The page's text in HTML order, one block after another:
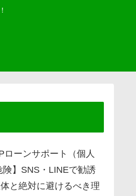
ローンサポート（個人
】SNS・LINEで勧誘
と絶対に避けるべき理